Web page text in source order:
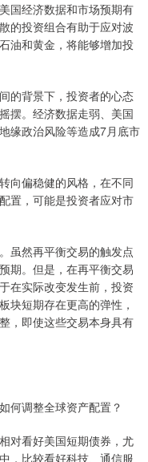
经济数据和市场预期有
的投资组合有助于应对波
油和黄金，将能够增加投
背景下，投资者的心态
摆。经济数据走弱、美国
缘政治风险等造成7月底市
偏稳健的风格，在不同
置，可能是投资者应对市
然再平衡交易的触发点
期。但是，在再平衡交易
在实际改变发生前，投资
块短期存在更高的弹性，
，即使这些交易本身具有
调整全球资产配置？
看好美国短期债券，尤
，比较看好科技、通信服